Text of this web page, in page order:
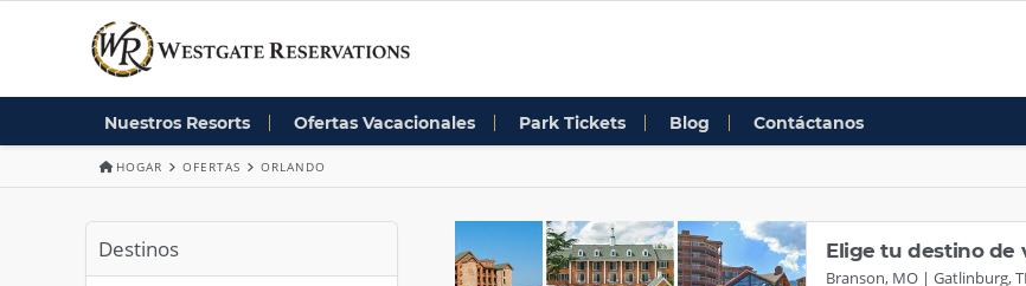
Nuestros Resorts Ofertas Vacacionales Park Tickets Blog Contáctanos
HOGAR OFERTAS ORLANDO
Destinos Elige tu destino de
Branson, MO Gatlinburg,